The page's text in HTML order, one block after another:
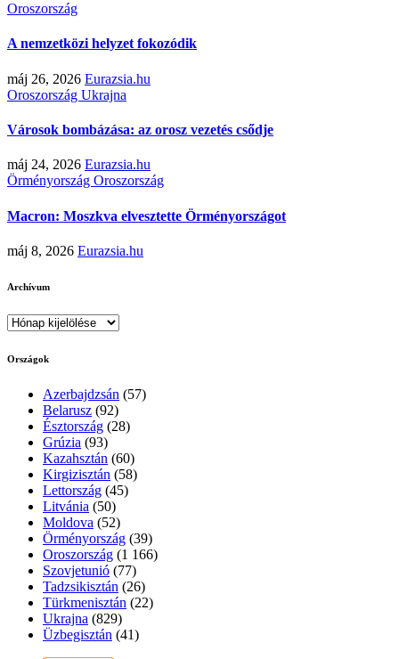
Oroszország
A nemzetközi helyzet fokozódik
máj 26, 2026 Eurazsia.hu
Oroszország Ukrajna
Városok bombázása: az orosz vezetés csődje
máj 24, 2026 Eurazsia.hu
Örményország Oroszország
Macron: Moszkva elvesztette Örményországot
máj 8, 2026 Eurazsia.hu
Archívum
Archívum
Országok
Azerbajdzsán (57)
Belarusz (92)
Észtország (28)
Grúzia (93)
Kazahsztán (60)
Kirgizisztán (58)
Lettország (45)
Litvánia (50)
Moldova (52)
Örményország (39)
Oroszország (1 166)
Szovjetunió (77)
Tadzsikisztán (26)
Türkmenisztán (22)
Ukrajna (829)
Üzbegisztán (41)